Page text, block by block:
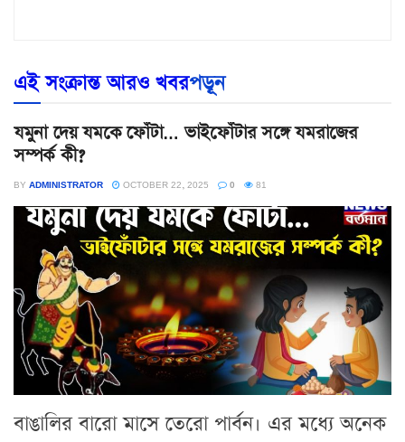
এই সংক্রান্ত আরও খবরপড়ূন
যমুনা দেয় যমকে ফোঁটা… ভাইফোঁটার সঙ্গে যমরাজের
সম্পর্ক কী?
BY ADMINISTRATOR OCTOBER 22, 2025 0 81
বাঙালির বারো মাসে তেরো পার্বন। এর মধ্যে অনেক